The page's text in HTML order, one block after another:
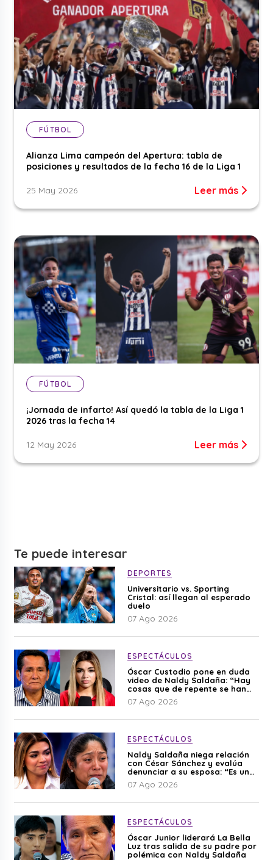
FÚTBOL
Alianza Lima campeón del Apertura: tabla de
posiciones y resultados de la fecha 16 de la Liga 1
25 May 2026 Leer más
FÚTBOL
¡Jornada de infarto! Así quedó la tabla de la Liga 1
2026 tras la fecha 14
12 May 2026 Leer más
Te puede interesar
DEPORTES
Universitario vs. Sporting
Cristal: así llegan al esperado
duelo
07 Ago 2026
ESPECTÁCULOS
Óscar Custodio pone en duda
video de Naldy Saldaña: “Hay
cosas que de repente se han
editado”
07 Ago 2026
ESPECTÁCULOS
Naldy Saldaña niega relación
con César Sánchez y evalúa
denunciar a su esposa: “Es una
difamación”
07 Ago 2026
ESPECTÁCULOS
Óscar Junior liderará La Bella
Luz tras salida de su padre por
polémica con Naldy Saldaña